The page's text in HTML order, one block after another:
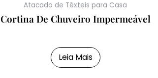
Atacado de Têxteis para Casa
Cortina De Chuveiro Impermeável
Leia Mais